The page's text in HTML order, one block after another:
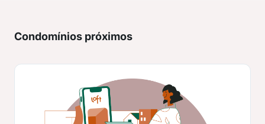
Condomínios próximos